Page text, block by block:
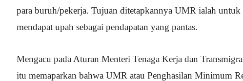
para buruh/pekerja. Tujuan ditetapkannya UMR ialah untuk
mendapat upah sebagai pendapatan yang pantas.
Mengacu pada Aturan Menteri Tenaga Kerja dan
itu memaparkan bahwa UMR atau Penghasilan Minimum